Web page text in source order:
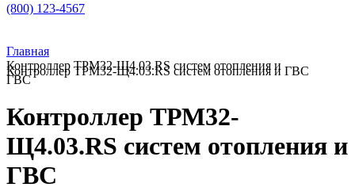
(800) 123-4567
Главная
Контроллер ТРМ32-Щ4.03.RS систем отопления и
ГВС
Контроллер ТРМ32-Щ4.03.RS систем отопления и ГВС
Контроллер ТРМ32-
Щ4.03.RS систем отопления и
ГВС